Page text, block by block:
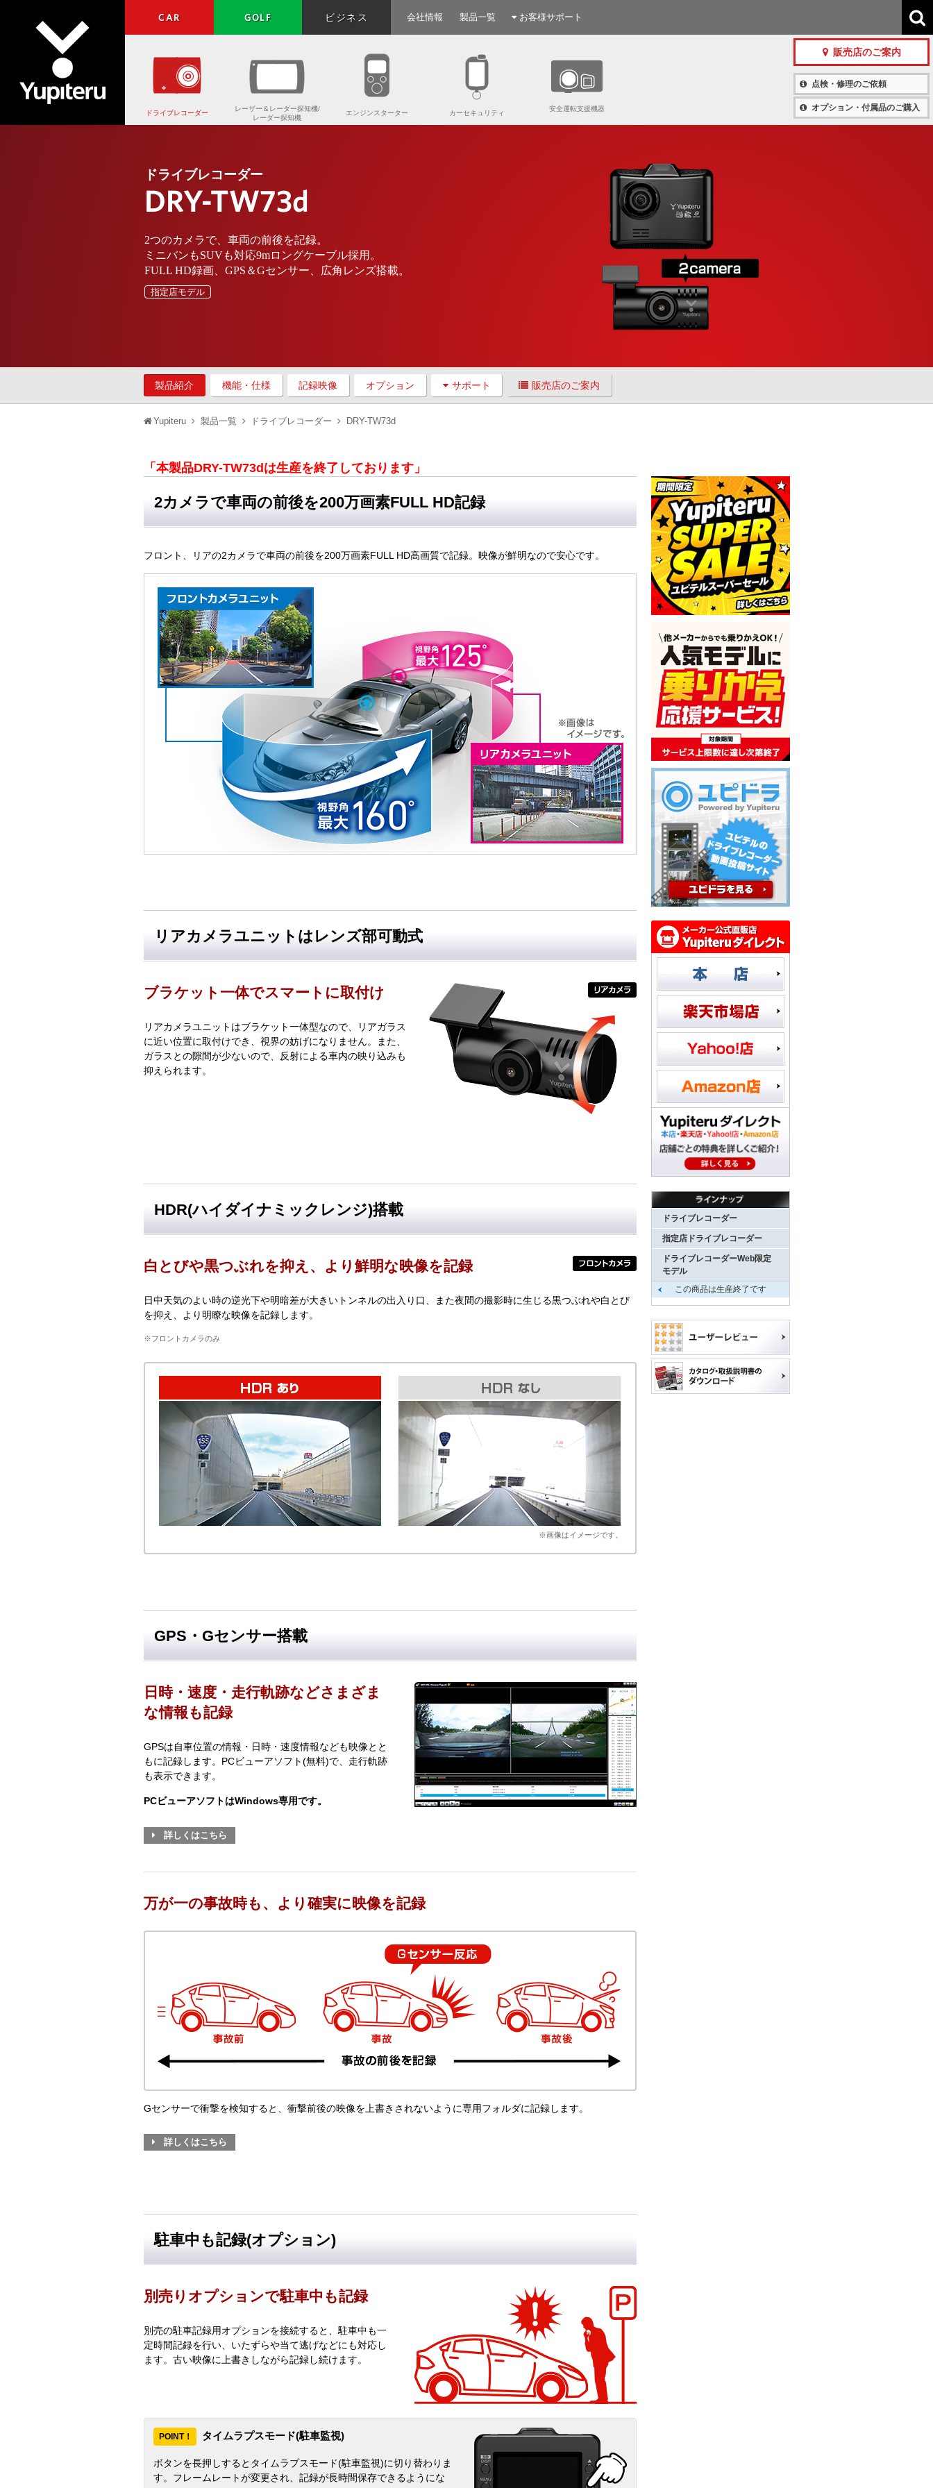
CAR GOLF ビジネス 会社情報 製品一覧 お客様サポート
販売店のご案内
点検・修理のご依頼
オプション・付属品のご購入
ドライブレコーダー
レーザー＆レーダー探知機/
レーダー探知機
エンジンスターター カーセキュリティ
安全運転支援機器
ドライブレコーダー
DRY-TW73d
2つのカメラで、車両の前後を記録。
ミニバンもSUVも対応9mロングケーブル採用。
FULL HD録画、GPS＆Gセンサー、広角レンズ搭載。
指定店モデル
製品紹介 機能・仕様 記録映像 オプション サポート 販売店のご案内
Yupiteru 製品一覧 ドライブレコーダー DRY-TW73d
「本製品DRY-TW73dは生産を終了しております」
2カメラで車両の前後を200万画素FULL HD記録
フロント、リアの2カメラで車両の前後を200万画素FULL HD高画質で記録。映像が鮮明なので安心です。
リアカメラユニットはレンズ部可動式
ブラケット一体でスマートに取付け
リアカメラユニットはブラケット一体型なので、リアガラス
に近い位置に取付けでき、視界の妨げになりません。また、
ガラスとの隙間が少ないので、反射による車内の映り込みも
抑えられます。
HDR(ハイダイナミックレンジ)搭載
白とびや黒つぶれを抑え、より鮮明な映像を記録
日中天気のよい時の逆光下や明暗差が大きいトンネルの出入り口、また夜間の撮影時に生じる黒つぶれや白とび
を抑え、より明瞭な映像を記録します。
※フロントカメラのみ
※画像はイメージです。
GPS・Gセンサー搭載
日時・速度・走行軌跡などさまざま
な情報も記録
GPSは自車位置の情報・日時・速度情報なども映像とと
もに記録します。PCビューアソフト(無料)で、走行軌跡
も表示できます。
PCビューアソフトはWindows専用です。
詳しくはこちら
万が一の事故時も、より確実に映像を記録
Gセンサーで衝撃を検知すると、衝撃前後の映像を上書きされないように専用フォルダに記録します。
詳しくはこちら
駐車中も記録(オプション)
別売りオプションで駐車中も記録
別売の駐車記録用オプションを接続すると、駐車中も一
定時間記録を行い、いたずらや当て逃げなどにも対応し
ます。古い映像に上書きしながら記録し続けます。
POINT！ タイムラプスモード(駐車監視)
ボタンを長押しするとタイムラプスモード(駐車監視)に切り替わりま
す。フレームレートが変更され、記録が長時間保存できるようにな
ドライブレコーダー
指定店ドライブレコーダー
ドライブレコーダーWeb限定
モデル
この商品は生産終了です